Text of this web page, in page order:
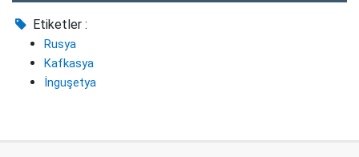
Etiketler :
Rusya
Kafkasya
İnguşetya